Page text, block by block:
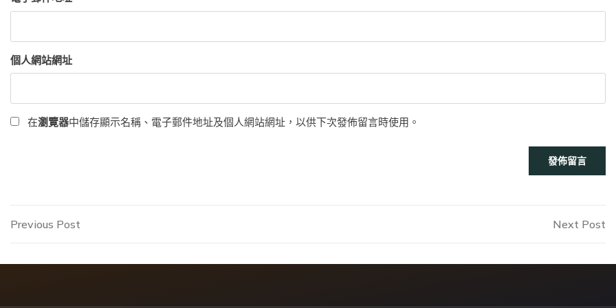
個人網站網址
在瀏覽器中儲存顯示名稱、電子郵件地址及個人網站網址，以供下次發佈留言時使用。
文
導
Previous
Previous Post Next Post